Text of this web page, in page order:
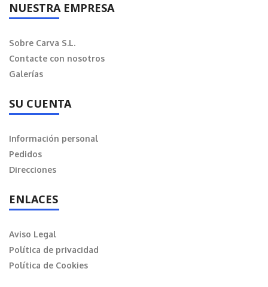
NUESTRA EMPRESA
Sobre Carva S.L.
Contacte con nosotros
Galerías
SU CUENTA
Información personal
Pedidos
Direcciones
ENLACES
Aviso Legal
Política de privacidad
Política de Cookies